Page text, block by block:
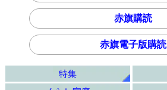
赤旗購読
赤旗電子版購読
特集